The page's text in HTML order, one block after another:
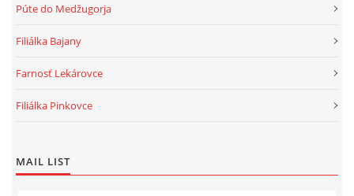
Gréckokatolícka cirkev, farnosť Lekárovce
Púte do Medžugorja
Filiálka Bajany
Farnosť Lekárovce
Filiálka Pinkovce
MAIL LIST